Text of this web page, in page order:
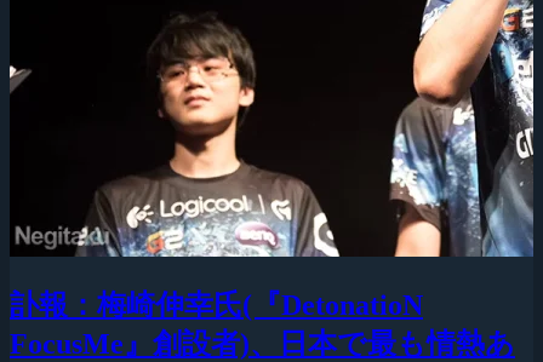
訃報：梅崎伸幸氏(『DetonatioN
FocusMe』創設者)、日本で最も情熱あ